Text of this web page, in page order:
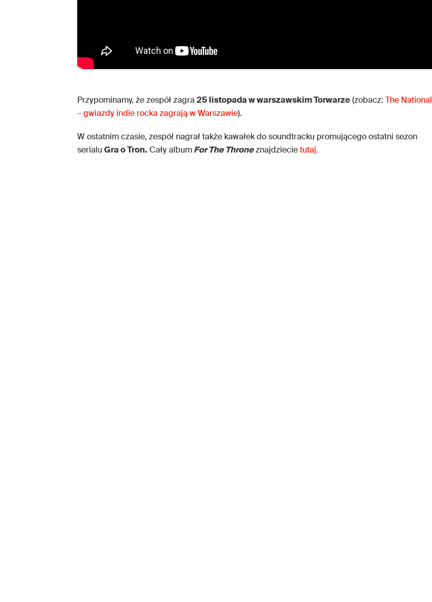
Przypominamy, że zespół zagra25 listopada w warszawskim Torwarze(zobacz: The National
– gwiazdy indie rocka zagrają w Warszawie).
W ostatnim czasie, zespół nagrał także kawałek do soundtracku promującego ostatni sezon
serialu Gra o Tron. Cały albumFor The Throneznajdziecietutaj.